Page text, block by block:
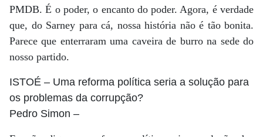
PMDB. É o poder, o encanto do poder. Agora, é verdade
que, do Sarney para cá, nossa história não é tão bonita.
Parece que enterraram uma caveira de burro na sede do
nosso partido.
ISTOÉ – Uma reforma política seria a solução para
os problemas da corrupção?
Pedro Simon –